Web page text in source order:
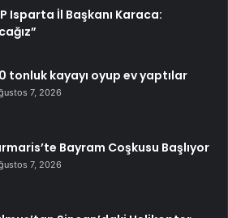
Isparta İl Başkanı Karaca:
tonluk kayayı oyup ev yaptılar
7, 2026
Bayram Coşkusu Başlıyor
7, 2026